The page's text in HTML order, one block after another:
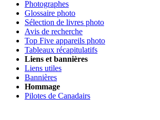
Photographes
Glossaire photo
Sélection de livres photo
Avis de recherche
Top Five appareils photo
Tableaux récapitulatifs
Liens et bannières
Liens utiles
Bannières
Hommage
Pilotes de Canadairs